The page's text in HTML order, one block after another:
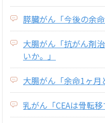
膵臓がん「今後の余
大腸がん「抗がん剤
いか。」
大腸がん「余命1ヶ月
乳がん「CEAは骨転